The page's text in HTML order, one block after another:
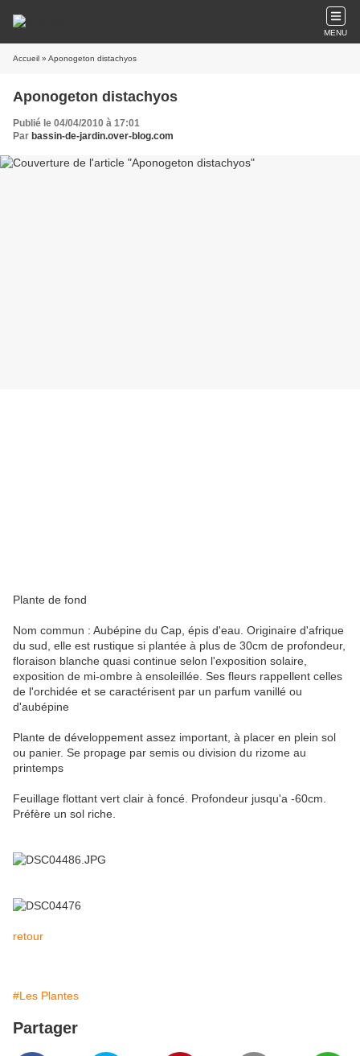
MENU
Accueil » Aponogeton distachyos
Aponogeton distachyos
Publié le 04/04/2010 à 17:01
Par bassin-de-jardin.over-blog.com
Plante de fond
Nom commun : Aubépine du Cap, épis d'eau. Originaire d'afrique
du sud, elle est rustique si plantée à plus de 30cm de profondeur,
floraison blanche quasi continue selon l'exposition solaire,
exposition de mi-ombre à ensoleillée. Ses fleurs rappellent celles
de l'orchidée et se caractérisent par un parfum vanillé ou
d'aubépine
Plante de développement assez important, à placer en plein sol
ou panier. Se propage par semis ou division du rizome au
printemps
Feuillage flottant vert clair à foncé. Profondeur jusqu'a -60cm.
Préfère un sol riche.
retour
#Les Plantes
Partager